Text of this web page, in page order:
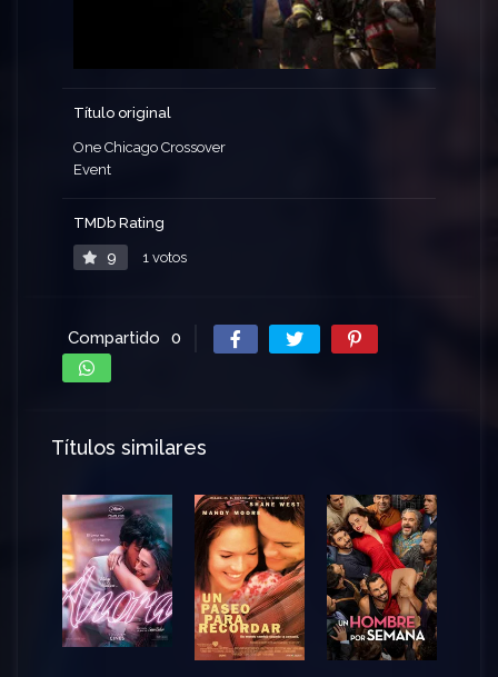
Título original
One Chicago Crossover
Event
TMDb Rating
9 1 votos
Compartido 0
Títulos similares